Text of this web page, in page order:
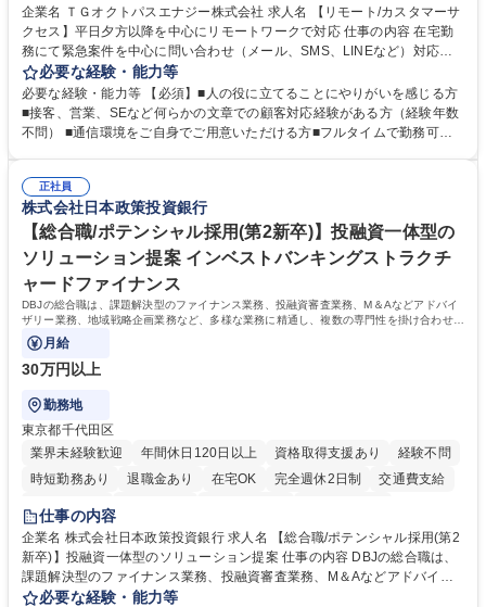
企業名 ＴＧオクトパスエナジー株式会社 求人名 【リモート/カスタマーサ
クセス】平日夕方以降を中心にリモートワークで対応 仕事の内容 在宅勤
務にて緊急案件を中心に問い合わせ（メール、SMS、LINEなど）対応、
契約開始手続き処理などを行なっていただきます。カスタマーサクセス
（Digiops：デジオプス）と運用構築の業務となります。 ■お問い合わせ
対応業務全般（システム入力、契約手続き含む） ■デジタルコミュニケー
ションツール（メール、SMS、LINE等）を使用 ■お客様のニーズに応じた
添ってサービス提供できることが魅力 募集職種 【リモート/カスタマーサ
クセス】平日夕方以降を中心にリモートワークで対応
必要な経験・能力等
必要な経験・能力等 【必須】■人の役に立てることにやりがいを感じる方
■接客、営業、SEなど何らかの文章での顧客対応経験がある方（経験年数
不問） ■通信環境をご自身でご用意いただける方■フルタイムで勤務可能
境に貢献したい■改善提案や改善アクション等新しいことに意欲がある方
【英語（語学力）】■翻訳ツールを用い英語でコミュニケーションをとる
ことに抵抗がない方■英語は話せなくても問題はありませんが、英語が話
せますと、よりチャンスが広がります。※日本語がネイティブレベル必須
学歴・資格 学歴：大学院 大学 高専 短大 専修学校 高校 語学力： 資格：
正社員
株式会社日本政策投資銀行
【総合職/ポテンシャル採用(第2新卒)】投融資一体型の
ソリューション提案 インベストバンキングストラクチ
ャードファイナンス
DBJの総合職は、課題解決型のファイナンス業務、投融資審査業務、M＆Aなどアドバイ
ザリー業務、地域戦略企画業務など、多様な業務に精通し、複数の専門性を掛け合わせて
広く社会に貢献していく職種です。
月給
30万円以上
勤務地
東京都千代田区
業界未経験歓迎
年間休日120日以上 資格取得支援あり
経験不問
時短勤務あり
退職金あり 在宅OK 完全週休2日制
交通費支給
駅近5分以内
食事補助あり
託児所あり
仕事の内容
企業名 株式会社日本政策投資銀行 求人名 【総合職/ポテンシャル採用(第2
新卒)】投融資一体型のソリューション提案 仕事の内容 DBJの総合職は、
課題解決型のファイナンス業務、投融資審査業務、M＆Aなどアドバイザ
リー業務、地域戦略企画業務など、多様な業務に精通し、複数の専門性を
必要な経験・能力等